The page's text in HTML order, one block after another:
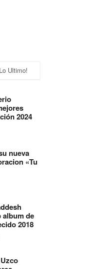
Ultimo!
2024
nueva
«Tu
album de
2018